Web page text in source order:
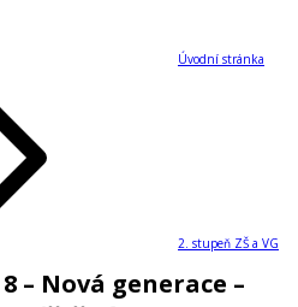
Úvodní stránka
2. stupeň ZŠ a VG
– Nová generace –